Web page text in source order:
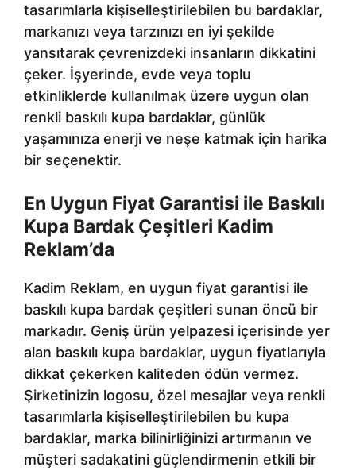
tasarımlarla kişiselleştirilebilen bu bardaklar,
markanızı veya tarzınızı en iyi şekilde
yansıtarak çevrenizdeki insanların dikkatini
çeker. İşyerinde, evde veya toplu
etkinliklerde kullanılmak üzere uygun olan
renkli baskılı kupa bardaklar, günlük
yaşamınıza enerji ve neşe katmak için harika
bir seçenektir.
En Uygun Fiyat Garantisi ile Baskılı
Kupa Bardak Çeşitleri Kadim
Reklam’da
Kadim Reklam, en uygun fiyat garantisi ile
baskılı kupa bardak çeşitleri sunan öncü bir
markadır. Geniş ürün yelpazesi içerisinde yer
alan baskılı kupa bardaklar, uygun fiyatlarıyla
dikkat çekerken kaliteden ödün vermez.
Şirketinizin logosu, özel mesajlar veya renkli
tasarımlarla kişiselleştirilebilen bu kupa
bardaklar, marka bilinirliğinizi artırmanın ve
müşteri sadakatini güçlendirmenin etkili bir